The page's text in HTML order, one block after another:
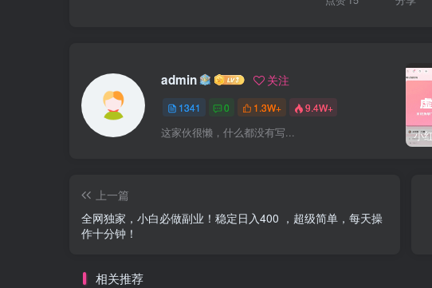
admin 关注
1341 0 1.3W+ 9.4W+
这家伙很懒，什么都没有写...
上一篇
全网独家，小白必做副业！稳定日入400 ，超级简单，每天操
作十分钟！
相关推荐